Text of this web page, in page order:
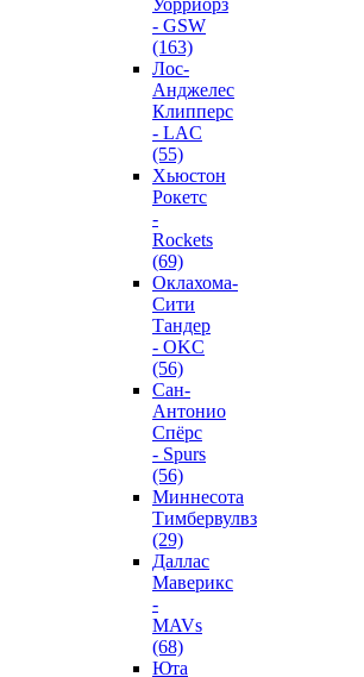
- GSW
(163)
Лос-
Анджелес
Клипперс
- LAC
(55)
Хьюстон
Рокетс
-
Rockets
(69)
Оклахома-
Сити
Тандер
- OKC
(56)
Сан-
Антонио
Спёрс
- Spurs
(56)
Миннесота
Тимбервулвз
(29)
Даллас
Маверикс
-
MAVs
(68)
Юта